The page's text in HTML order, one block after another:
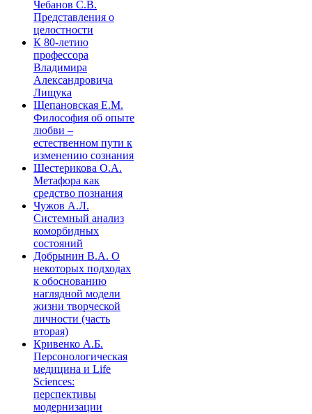
Чебанов С.В.
Представления о
целостности
К 80-летию
профессора
Владимира
Александровича
Лищука
Щепановская Е.М.
Философия об опыте
любви –
естественном пути к
изменению сознания
Шестерикова О.А.
Метафора как
средство познания
Чужов А.Л.
Системный анализ
коморбидных
состояний
Добрынин В.А. О
некоторых подходах
к обоснованию
наглядной модели
жизни творческой
личности (часть
вторая)
Кривенко А.Б.
Персонологическая
медицина и Life
Sciences:
перспективы
модернизации